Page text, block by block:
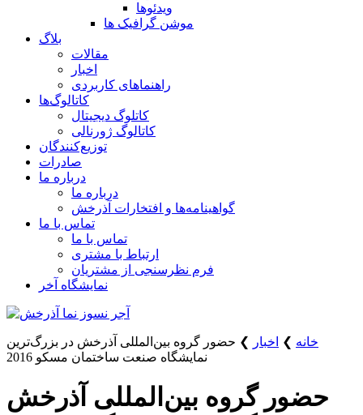
ویدئوها
موشن گرافیک ها
بلاگ
مقالات
اخبار
راهنماهای کاربردی
کاتالوگ‌ها
کاتلوگ دیجیتال
کاتالوگ ژورنالی
توزیع‌کنندگان
صادرات
درباره ما
درباره ما
گواهینامه‌ها و افتخارات آذرخش
تماس با ما
تماس با ما
ارتباط با مشتری
فرم نظرسنجی از مشتریان
نمایشگاه‌ آخر
خانه ❯ اخبار ❯ حضور گروه بین‌المللی آذرخش در بزرگ‌ترین
نمایشگاه صنعت ساختمان مسکو 2016
حضور گروه بین‌المللی آذرخش